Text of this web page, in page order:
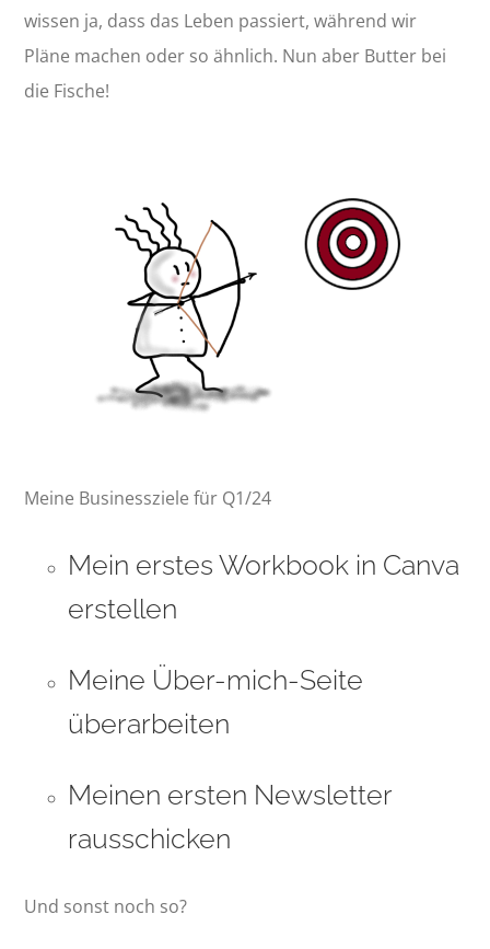
wissen ja, dass das Leben passiert, während wir
Pläne machen oder so ähnlich. Nun aber Butter bei
die Fische!
Meine Businessziele für Q1/24
Mein erstes Workbook in Canva
erstellen
Meine Über-mich-Seite
überarbeiten
Meinen ersten Newsletter
rausschicken
Und sonst noch so?